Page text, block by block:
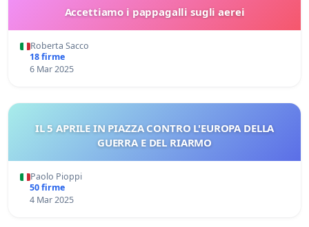
Accettiamo i pappagalli sugli aerei
Roberta Sacco
18 firme
6 Mar 2025
IL 5 APRILE IN PIAZZA CONTRO L'EUROPA DELLA
GUERRA E DEL RIARMO
Paolo Pioppi
50 firme
4 Mar 2025